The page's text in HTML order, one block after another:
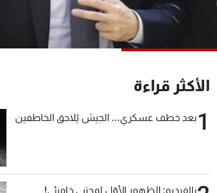
الأكثر قراءة
1بعد خطف عسكري... الجيش يُلاحق الخاطفين
بالفيديو: الظهور الأوّل لمجتبى خامنئي!
الترددات
لاعلاناتكم